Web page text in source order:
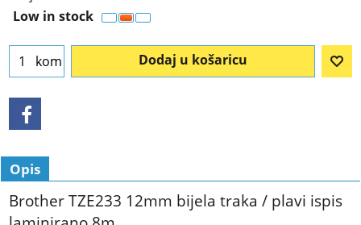
Low in stock
kom Dodaj u košaricu
Opis
Brother TZE233 12mm bijela traka / plavi ispis